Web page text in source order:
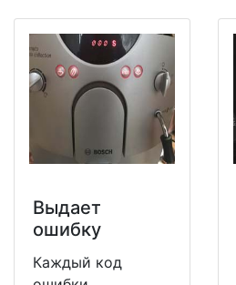
Выдает
ошибку
Каждый код